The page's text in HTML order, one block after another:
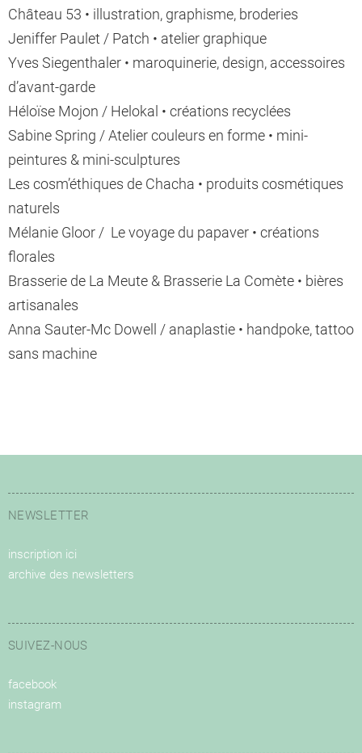
Château 53 • illustration, graphisme, broderies
Jeniffer Paulet / Patch • atelier graphique
Yves Siegenthaler • maroquinerie, design, accessoires
d’avant-garde
Héloïse Mojon / Helokal • créations recyclées
Sabine Spring / Atelier couleurs en forme • mini-
peintures & mini-sculptures
Les cosm’éthiques de Chacha • produits cosmétiques
naturels
Mélanie Gloor / Le voyage du papaver • créations
florales
Brasserie de La Meute & Brasserie La Comète • bières
artisanales
Anna Sauter-Mc Dowell / anaplastie • handpoke, tattoo
sans machine
NEWSLETTER
inscription ici
archive des newsletters
SUIVEZ-NOUS
facebook
instagram